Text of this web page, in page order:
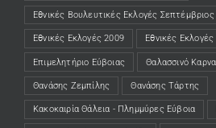
Εθνικές Βουλευτικές Εκλογές
Εθνικές Εκλογές 2009 Εθνικές
Επιμελητήριο Εύβοιας Θαλασσινό
Θανάσης Ζεμπίλης Θανάσης Τάρτης
Κακοκαιρία Θάλεια - Πλημμύρες Εύβοια